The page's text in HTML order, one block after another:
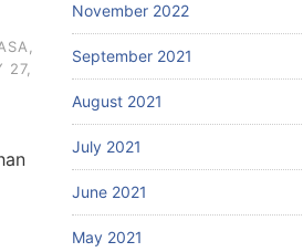
27,
November 2022
September 2021
August 2021
July 2021
June 2021
May 2021